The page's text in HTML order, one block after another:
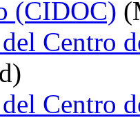
(CIDOC)
Centro
Centro